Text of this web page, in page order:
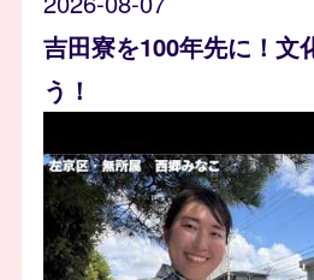
吉田寮を100年先に！文
う！